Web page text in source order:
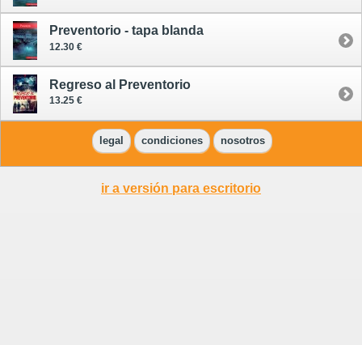
Preventorio - tapa blanda
12.30 €
Regreso al Preventorio
13.25 €
legal condiciones nosotros
ir a versión para escritorio